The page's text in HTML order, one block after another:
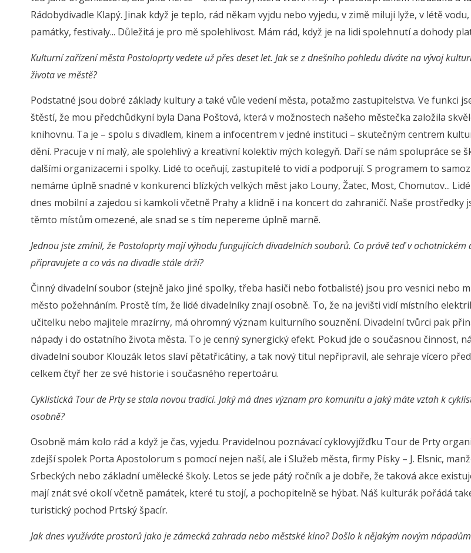
Rádobydivadle Klapý. Jinak když je teplo, rád někam vyjdu nebo vyjedu, v zimě miluji lyže, v létě vodu,
památky, festivaly... Důležitá je pro mě spolehlivost. Mám rád, když je na lidi spolehnutí a dohody
Kulturní zařízení města Postoloprty vedete už přes deset let. Jak se z dnešního pohledu díváte na vývoj
života ve městě?
Podstatné jsou dobré základy kultury a také vůle vedení města, potažmo zastupitelstva. Ve funkci
štěstí, že mou předchůdkyní byla Dana Poštová, která v možnostech našeho městečka založila
knihovnu. Ta je – spolu s divadlem, kinem a infocentrem v jedné instituci – skutečným centrem
dění. Pracuje v ní malý, ale spolehlivý a kreativní kolektiv mých kolegyň. Daří se nám spolupráce se
dalšími organizacemi i spolky. Lidé to oceňují, zastupitelé to vidí a podporují. S programem to
nemáme úplně snadné v konkurenci blízkých velkých měst jako Louny, Žatec, Most, Chomutov...
dnes mobilní a zajedou si kamkoli včetně Prahy a klidně i na koncert do zahraničí. Naše prostředky
těmto místům omezené, ale snad se s tím nepereme úplně marně.
Jednou jste zmínil, že Postoloprty mají výhodu fungujících divadelních souborů. Co právě teď v ochotnickém
připravujete a co vás na divadle stále drží?
Činný divadelní soubor (stejně jako jiné spolky, třeba hasiči nebo fotbalisté) jsou pro vesnici nebo
město požehnáním. Prostě tím, že lidé divadelníky znají osobně. To, že na jevišti vidí místního
učitelku nebo majitele mrazírny, má ohromný význam kulturního souznění. Divadelní tvůrci pak
nápady i do ostatního života města. To je cenný synergický efekt. Pokud jde o současnou činnost,
divadelní soubor Klouzák letos slaví pětatřicátiny, a tak nový titul nepřipravil, ale sehraje vícero
celkem čtyř her ze své historie i současného repertoáru.
Cyklistická Tour de Prty se stala novou tradicí. Jaký má dnes význam pro komunitu a jaký máte vztah k
osobně?
Osobně mám kolo rád a když je čas, vyjedu. Pravidelnou poznávací cyklovyjížďku Tour de Prty
zdejší spolek Porta Apostolorum s pomocí nejen naší, ale i Služeb města, firmy Písky – J. Elsnic,
Srbeckých nebo základní umělecké školy. Letos se jede pátý ročník a je dobře, že taková akce
mají znát své okolí včetně památek, které tu stojí, a pochopitelně se hýbat. Náš kulturák pořádá
turistický pochod Prtský špacír.
Jak dnes využíváte prostorů jako je zámecká zahrada nebo městské kino? Došlo k nějakým novým